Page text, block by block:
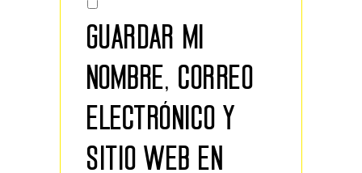
GUARDAR MI
NOMBRE, CORREO
ELECTRÓNICO Y
SITIO WEB EN